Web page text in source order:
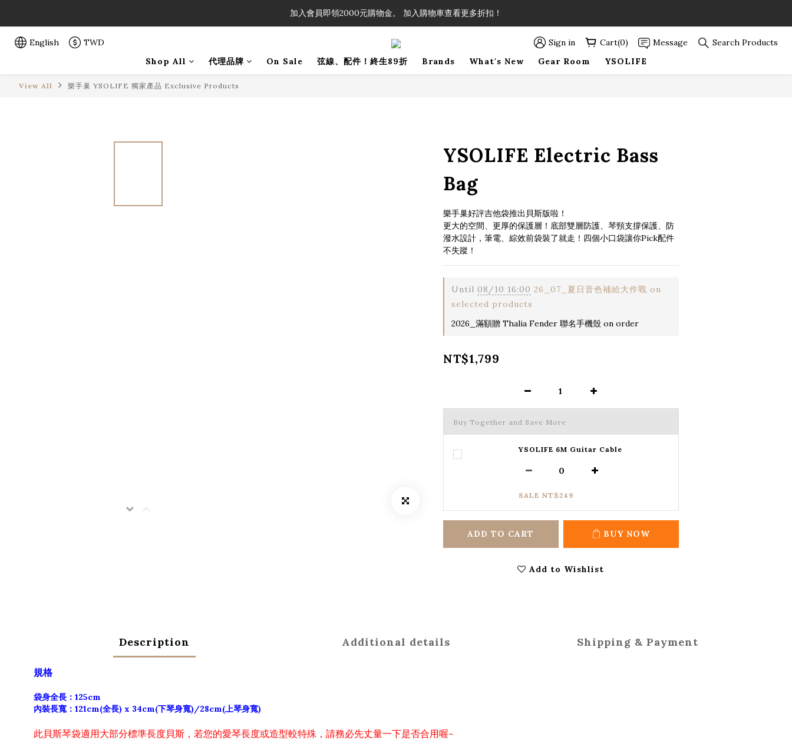
「一生弦命！」單筆購買弦線、配件滿$999（不含運費），即可享有弦線、配件終生89折優惠！
加入會員即領2000元購物金。 加入購物車查看更多折扣！
「一生弦命！」單筆購買弦線、配件滿$999（不含運費），即可享有弦線、配件終生89折優惠！
English TWD Sign in Cart(0) Message
Search Products
Shop All
代理品牌 On Sale 弦線、配件！終生89折 Brands What's New Gear Room YSOLIFE
View All 樂手巢 YSOLIFE 獨家產品 Exclusive Products
YSOLIFE Electric Bass
Bag
樂手巢好評吉他袋推出貝斯版啦！
更大的空間、更厚的保護層！底部雙層防護、琴頸支撐保護、防
潑水設計，筆電、綜效前袋裝了就走！四個小口袋讓你Pick配件
不失蹤！
Until 08/10 16:00 26_07_夏日音色補給大作戰 on
selected products
2026_滿額贈 Thalia Fender 聯名手機殼 on order
NT$1,799
Buy Together and Save More
YSOLIFE 6M Guitar Cable
SALE NT$249
ADD TO CART BUY NOW
Add to Wishlist
Description Additional details Shipping & Payment
規格
袋身全長：125cm
內裝長寬：121cm(全長) x 34cm(下琴身寬)/28cm(上琴身寬)
此貝斯琴袋適用大部分標準長度貝斯，若您的愛琴長度或造型較特殊，請務必先丈量一下是否合用喔~